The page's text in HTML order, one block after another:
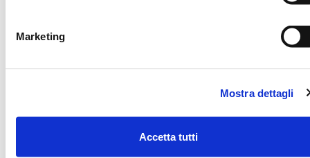
Marketing
Mostra dettagli
Accetta tutti